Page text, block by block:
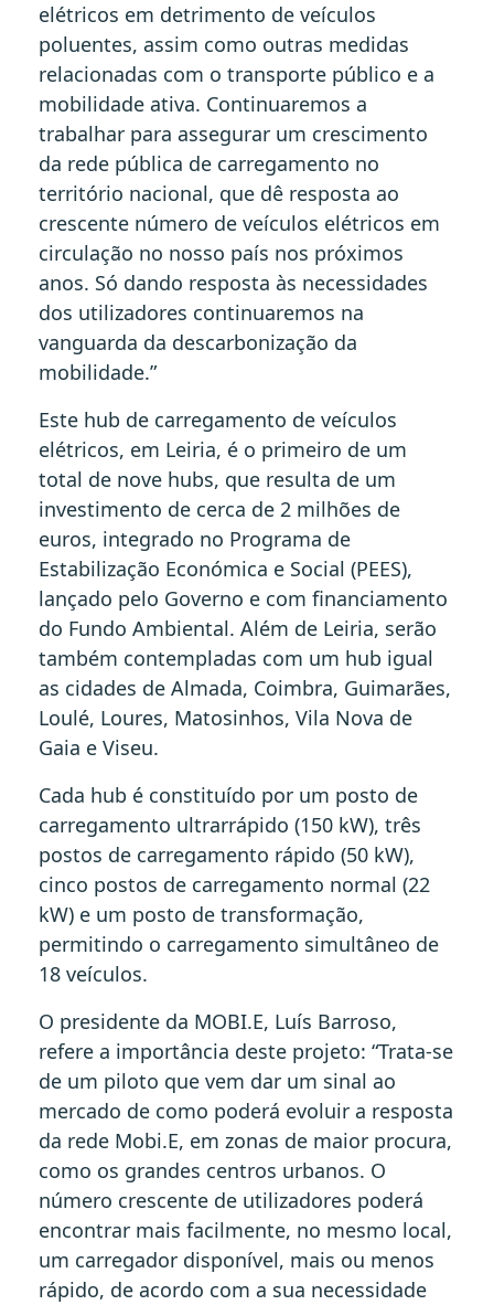
elétricos em detrimento de veículos
poluentes, assim como outras medidas
relacionadas com o transporte público e a
mobilidade ativa. Continuaremos a
trabalhar para assegurar um crescimento
da rede pública de carregamento no
território nacional, que dê resposta ao
crescente número de veículos elétricos em
circulação no nosso país nos próximos
anos. Só dando resposta às necessidades
dos utilizadores continuaremos na
vanguarda da descarbonização da
mobilidade.”
Este hub de carregamento de veículos
elétricos, em Leiria, é o primeiro de um
total de nove hubs, que resulta de um
investimento de cerca de 2 milhões de
euros, integrado no Programa de
Estabilização Económica e Social (PEES),
lançado pelo Governo e com financiamento
do Fundo Ambiental. Além de Leiria, serão
também contempladas com um hub igual
as cidades de Almada, Coimbra, Guimarães,
Loulé, Loures, Matosinhos, Vila Nova de
Gaia e Viseu.
Cada hub é constituído por um posto de
carregamento ultrarrápido (150 kW), três
postos de carregamento rápido (50 kW),
cinco postos de carregamento normal (22
kW) e um posto de transformação,
permitindo o carregamento simultâneo de
18 veículos.
O presidente da MOBI.E, Luís Barroso,
refere a importância deste projeto: “Trata-se
de um piloto que vem dar um sinal ao
mercado de como poderá evoluir a resposta
da rede Mobi.E, em zonas de maior procura,
como os grandes centros urbanos. O
número crescente de utilizadores poderá
encontrar mais facilmente, no mesmo local,
um carregador disponível, mais ou menos
rápido, de acordo com a sua necessidade